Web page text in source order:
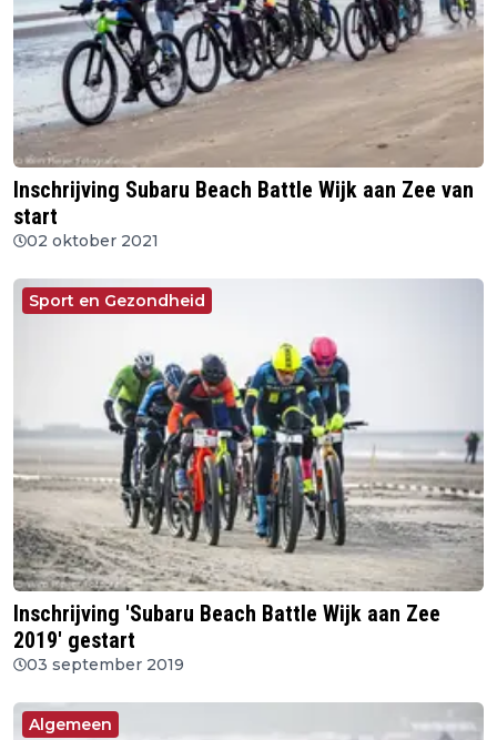
Inschrijving Subaru Beach Battle Wijk aan Zee van
start
02 oktober 2021
Sport en Gezondheid
Inschrijving 'Subaru Beach Battle Wijk aan Zee
2019' gestart
03 september 2019
Algemeen